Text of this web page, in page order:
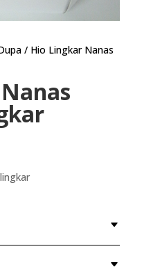
/ Hio Lingkar Nanas